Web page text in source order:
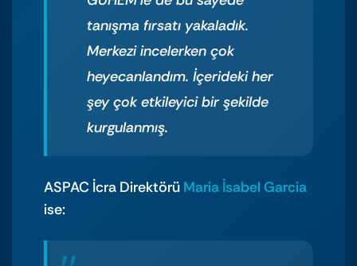
tanışma fırsatı yakaladık.
Merkezi incelerken çok
heyecanlandım. İçerideki her
şey çok etkileyici bir şekilde
kurgulanmış.
ASPAC İcra Direktörü Maria İsabel Garcia
ise: